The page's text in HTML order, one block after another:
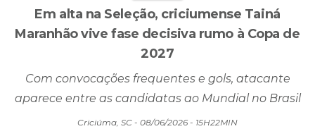
2027
Com convocações frequentes e gols, atacante
aparece entre as candidatas ao Mundial no Brasil
Criciúma, SC - 08/06/2026 - 15H22MIN